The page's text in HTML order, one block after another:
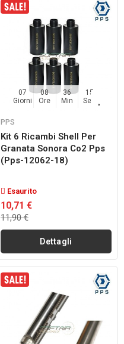
07
Giorni
08
Ore
36
Min
14
Sec
PPS
Kit 6 Ricambi Shell Per
Granata Sonora Co2 Pps
(pps-12062-18)
Esaurito
10,71 €
11,90 €
Dettagli